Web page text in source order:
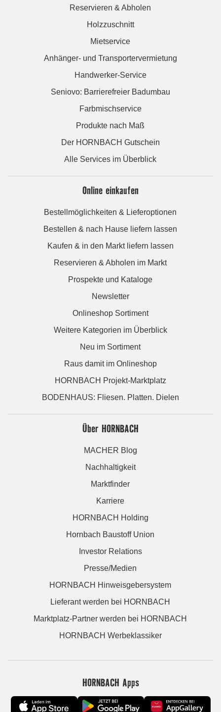
Reservieren & Abholen
Holzzuschnitt
Mietservice
Anhänger- und Transportervermietung
Handwerker-Service
Seniovo: Barrierefreier Badumbau
Farbmischservice
Produkte nach Maß
Der HORNBACH Gutschein
Alle Services im Überblick
Online einkaufen
Bestellmöglichkeiten & Lieferoptionen
Bestellen & nach Hause liefern lassen
Kaufen & in den Markt liefern lassen
Reservieren & Abholen im Markt
Prospekte und Kataloge
Newsletter
Onlineshop Sortiment
Weitere Kategorien im Überblick
Neu im Sortiment
Raus damit im Onlineshop
HORNBACH Projekt-Marktplatz
BODENHAUS: Fliesen. Platten. Dielen
Über HORNBACH
MACHER Blog
Nachhaltigkeit
Marktfinder
Karriere
HORNBACH Holding
Hornbach Baustoff Union
Investor Relations
Presse/Medien
HORNBACH Hinweisgebersystem
Lieferant werden bei HORNBACH
Marktplatz-Partner werden bei HORNBACH
HORNBACH Werbeklassiker
HORNBACH Apps